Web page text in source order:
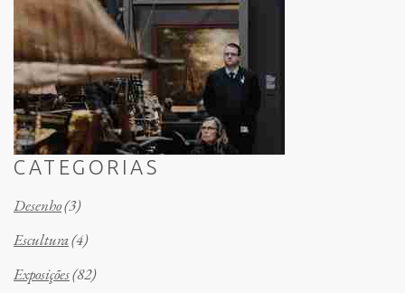
CATEGORIAS
Desenho(3)
Escultura(4)
Exposições(82)